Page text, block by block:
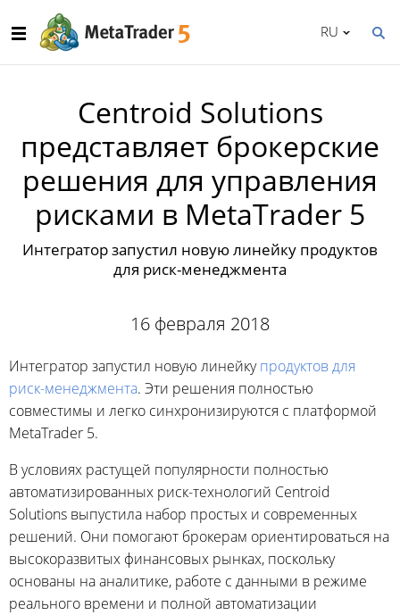
RU
Centroid Solutions
представляет брокерские
решения для управления
рисками в MetaTrader 5
Интегратор запустил новую линейку продуктов
для риск-менеджмента
16 февраля 2018
Интегратор запустил новую линейкупродуктов для
риск-менеджмента. Эти решения полностью
совместимы и легко синхронизируются с платформой
MetaTrader 5.
В условиях растущей популярности полностью
автоматизированных риск-технологий Centroid
Solutions выпустила набор простых и современных
решений. Они помогают брокерам ориентироваться на
высокоразвитых финансовых рынках, поскольку
основаны на аналитике, работе с данными в режиме
реального времени и полной автоматизации